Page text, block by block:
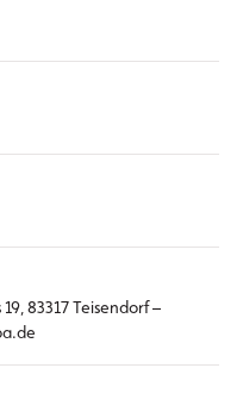
83317 Teisendorf –